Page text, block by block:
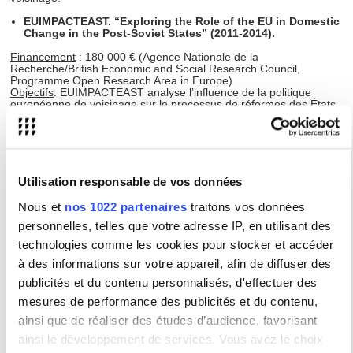
Utilisation responsable de vos données
Nous et nos 1022 partenaires traitons vos données
personnelles, telles que votre adresse IP, en utilisant des
technologies comme les cookies pour stocker et accéder
à des informations sur votre appareil, afin de diffuser des
publicités et du contenu personnalisés, d'effectuer des
mesures de performance des publicités et du contenu,
ainsi que de réaliser des études d’audience, favorisant
ainsi le développement de services. Vous avez le choix
EUIMPACTEAST. “Exploring the Role of the EU in Domestic
Change in the Post-Soviet States” (2011-2014).
Financement : 180 000 € (Agence Nationale de la
Recherche/British Economic and Social Research Council,
Programme Open Research Area in Europe)
Objectifs: EUIMPACTEAST analyse l’influence de la politique
européenne de voisinage sur le processus de réformes des États
post-soviétiques en regard d’autres facteurs (stratégies et
préférences des élites des pays partenaires ; interdépendances
régionales). Il conduit des études de cas portant sur quatre pays du
voisinage oriental (Moldavie, Ukraine, Géorgie et Arménie).
britannique : Kataryna Wolczuk, Birmingham University).
➜Participation à des instances de recherche nationales et
internationales
Présidente du comité d’évaluation ANR« Institutions et
organisations, cadres juridiques et normes, gouvernance,
relations internationales », CES 53, ANR AAPG 2023-2024 et
2024-2025 .
Membre du comité d’évaluation ANR« Institutions et
organisations, cadres juridiques et normes, gouvernance,
relations internationales », CES 53, ANR AAPG 2021-2022 et
2022-2023.